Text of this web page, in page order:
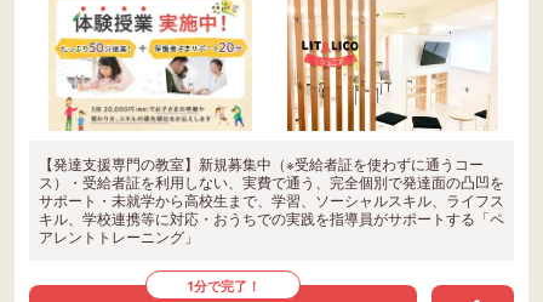
【発達支援専門の教室】新規募集中（※受給者証を使わずに通うコー
ス）・受給者証を利用しない、実費で通う、完全個別で発達面の凸凹を
サポート・未就学から高校生まで、学習、ソーシャルスキル、ライフス
キル、学校連携等に対応・おうちでの実践を指導員がサポートする「ペ
アレントトレーニング」
1分で完了！